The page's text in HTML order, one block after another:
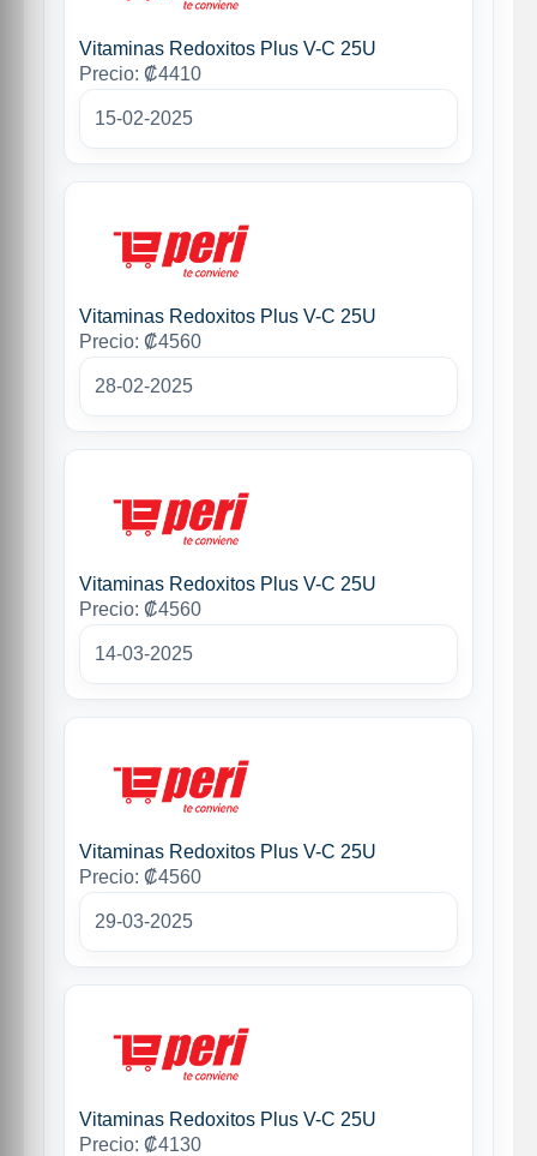
Vitaminas Redoxitos Plus V-C 25U
Precio: ₡4410
15-02-2025
Vitaminas Redoxitos Plus V-C 25U
Precio: ₡4560
28-02-2025
Vitaminas Redoxitos Plus V-C 25U
Precio: ₡4560
14-03-2025
Vitaminas Redoxitos Plus V-C 25U
Precio: ₡4560
29-03-2025
Vitaminas Redoxitos Plus V-C 25U
Precio: ₡4130